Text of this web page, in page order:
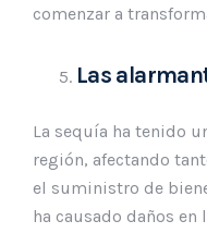
comenzar a
Las
La sequía ha tenido
región, afectando
el suministro de
ha causado daños en